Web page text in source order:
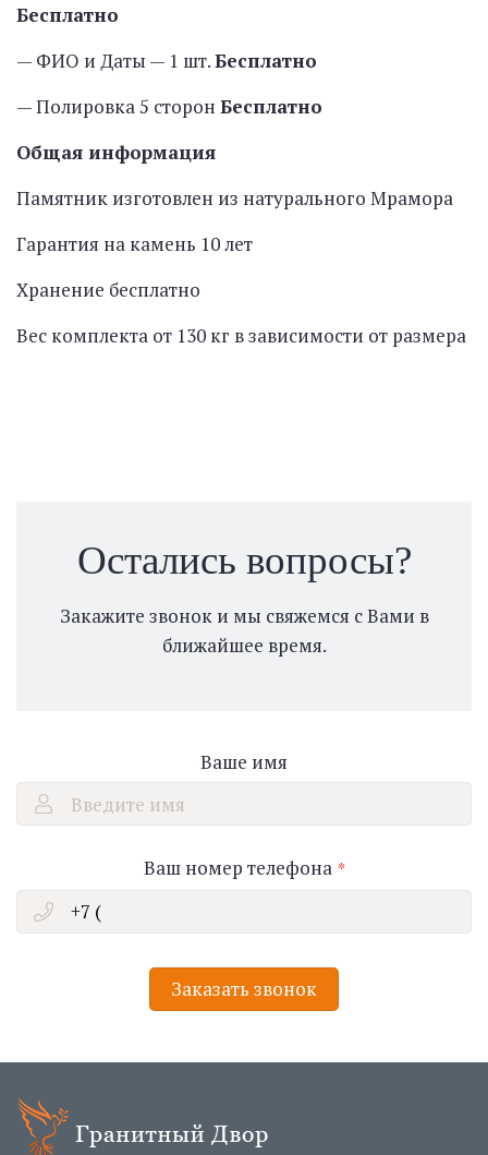
Бесплатно
— ФИО и Даты — 1 шт.Бесплатно
— Полировка 5 сторон Бесплатно
Общая информация
Памятник изготовлен из натурального Мрамора
Гарантия на камень 10 лет
Хранение бесплатно
Вес комплекта от 130 кг в зависимости от размера
Остались вопросы?
Закажите звонок и мы свяжемся с Вами в
ближайшее время.
Ваше имя
Введите имя
Ваш номер телефона
Заказать звонок